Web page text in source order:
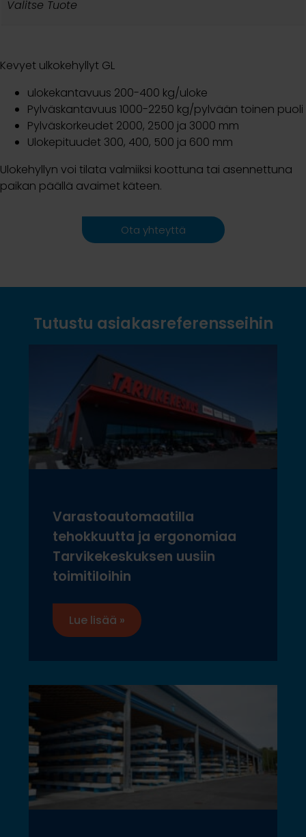
Valitse Tuote
Kevyet ulkokehyllyt GL
ulokekantavuus 200-400 kg/uloke
Pylväskantavuus 1000-2250 kg/pylvään toinen puoli
Pylväskorkeudet 2000, 2500 ja 3000 mm
Ulokepituudet 300, 400, 500 ja 600 mm
Ulokehyllyn voi tilata valmiiksi koottuna tai asennettuna
paikan päällä avaimet käteen.
Ota yhteyttä
Tutustu asiakasreferensseihin
Varastoautomaatilla
tehokkuutta ja ergonomiaa
Tarvikekeskuksen uusiin
toimitiloihin
Lue lisää »